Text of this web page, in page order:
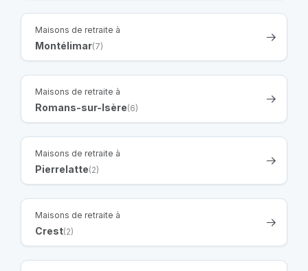
Maisons de retraite à
Montélimar(7)
Maisons de retraite à
Romans-sur-Isère(6)
Maisons de retraite à
Pierrelatte(2)
Maisons de retraite à
Crest(2)